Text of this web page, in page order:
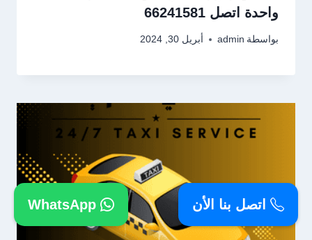
واحدة اتصل 66241581
بواسطة admin أبريل 30, 2024
اتصل بنا الأن